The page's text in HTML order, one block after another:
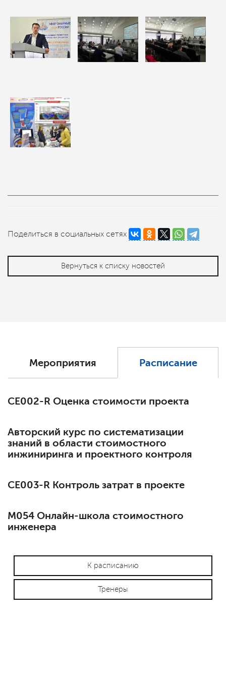
Поделиться в социальных сетях
Вернуться к списку новостей
Мероприятия Расписание
СЕ002-R Оценка стоимости проекта
Авторский курс по систематизации
знаний в области стоимостного
инжиниринга и проектного контроля
СЕ003-R Контроль затрат в проекте
М054 Онлайн-школа стоимостного
инженера
К расписанию
Тренеры